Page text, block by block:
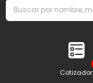
Cotizador